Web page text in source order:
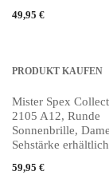
49,95 €
PRODUKT KAUFEN
Mister Spex
2105 A12, Runde
Sonnenbrille,
Sehstärke erhältlich
59,95 €